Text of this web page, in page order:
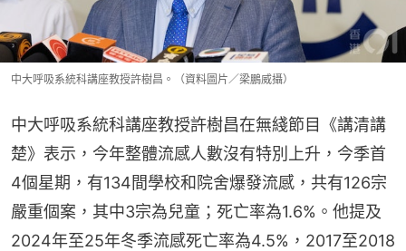
中大呼吸系統科講座教授許樹昌。（資料圖片／梁鵬威攝）
中大呼吸系統科講座教授許樹昌在無綫節目《講清講
楚》表示，今年整體流感人數沒有特別上升，今季首
4個星期，有134間學校和院舍爆發流感，共有126宗
嚴重個案，其中3宗為兒童；死亡率為1.6%。他提及
2024年至25年冬季流感死亡率為4.5%，2017至2018